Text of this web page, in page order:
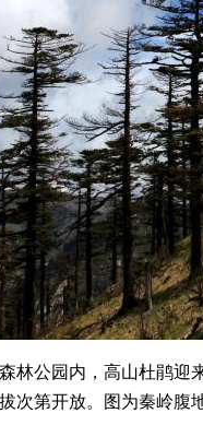
公园内，高山杜鹃迎
次第开放。图为秦岭腹